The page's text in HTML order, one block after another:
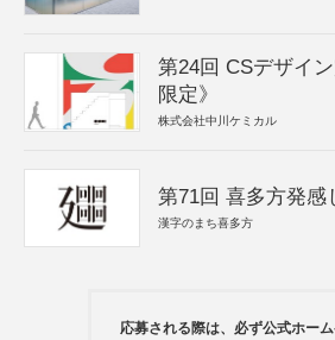
第24回 CSデザイ
限定》
株式会社中川ケミカル
第71回 喜多方発感
漢字のまち喜多方
応募される際は、必ず公式ホー